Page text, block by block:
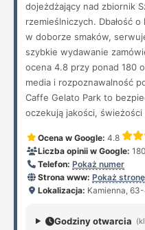
dojeżdżający nad zbiornik
rzemieślniczych. Dbałość
w doborze smaków,
szybkie wydawanie
ocena 4.8 przy ponad 180
media i rozpoznawalność
Caffe Gelato Park to
oczekują jakości,
Ocena w Google: 4.8
Liczba opinii w Google: 180
Telefon: Pokaż numer
Strona www: Pokaż
Lokalizacja: Kamienna,
Godziny otwarcia